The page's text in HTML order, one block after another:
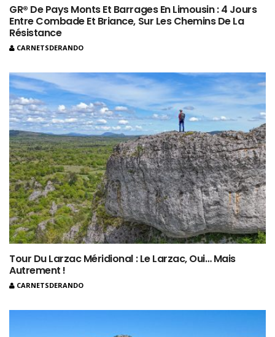
GR® De Pays Monts Et Barrages En Limousin : 4 Jours
Entre Combade Et Briance, Sur Les Chemins De La
Résistance
CARNETSDERANDO
Tour Du Larzac Méridional : Le Larzac, Oui… Mais
Autrement !
CARNETSDERANDO